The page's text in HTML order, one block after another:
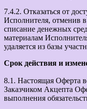
7.4.2. Отказаться от
Исполнителя, отменив
списание денежных
материалам
удаляется из базы
Срок действия и
8.1. Настоящая Оферта
Заказчиком Акцепта
выполнения